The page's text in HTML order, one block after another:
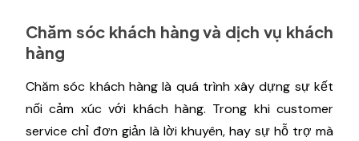
Chăm sóc khách hàng và dịch vụ khách
hàng
Chăm sóc khách hàng là quá trình xây dựng sự kết
nối cảm xúc với khách hàng. Trong khi customer
service chỉ đơn giản là lời khuyên, hay sự hỗ trợ mà